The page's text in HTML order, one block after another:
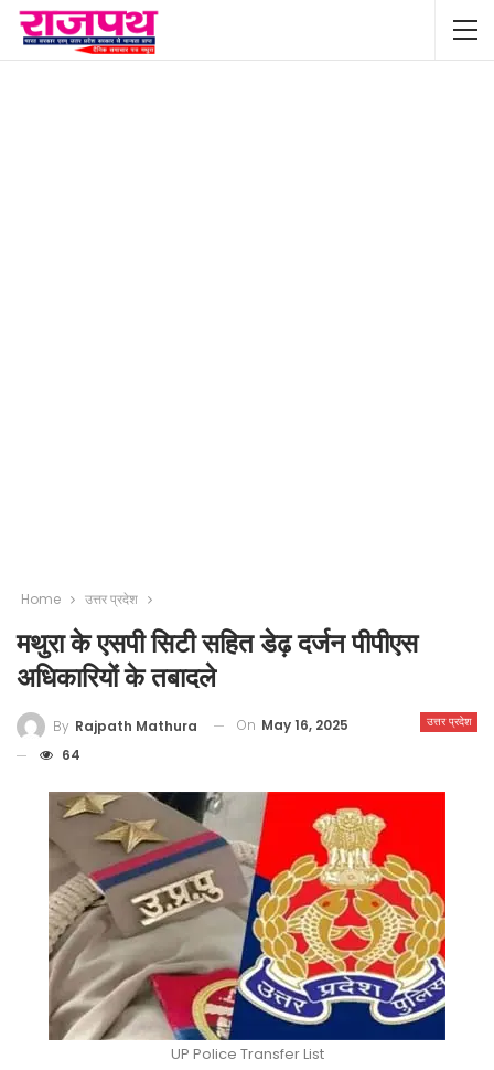
Home उत्तर प्रदेश
मथुरा के एसपी सिटी सहित डेढ़ दर्जन पीपीएस
अधिकारियों के तबादले
उत्तर प्रदेश
By Rajpath Mathura On May 16, 2025
64
UP Police Transfer List